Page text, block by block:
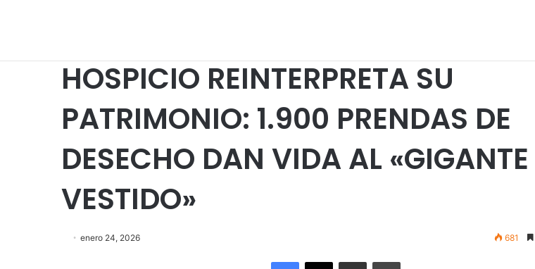
HOSPICIO REINTERPRETA SU
PATRIMONIO: 1.900 PRENDAS DE
DESECHO DAN VIDA AL «GIGANTE
VESTIDO»
enero 24, 2026 681
Facebook
X Enviar vía email Imprimir